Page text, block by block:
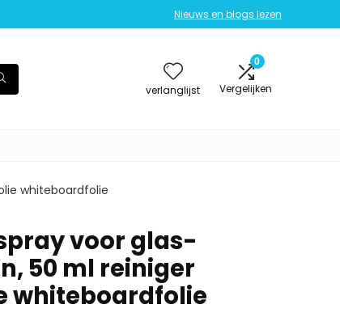
Nieuws en blogs lezen
verlanglijst
0
Vergelijken
whiteboardfolie
voor glas-
50 ml reiniger
whiteboardfolie